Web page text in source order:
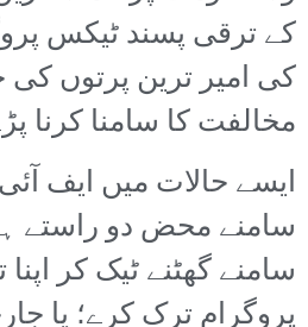
کے ترقی پسند ٹیکس
کی امیر ترین پرتوں
مخالفت کا سامنا کرنا
ایسے حالات میں ایف
سامنے محض دو راستے
سامنے گھٹنے ٹیک کر